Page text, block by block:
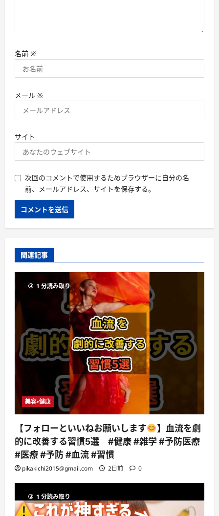
名前 ※
メール ※
サイト
次回のコメントで使用するためブラウザーに自分の名
前、メールアドレス、サイトを保存する。
関連記事
1 分読み取り
美容・健康
【フォローといいねお願いします
】血流を劇
的に改善する習慣5選 #健康 #雑学 #予防医療
#医療 #予防 #血流 #習慣
pikakichi2015@gmail.com 2日前 0
1 分読み取り